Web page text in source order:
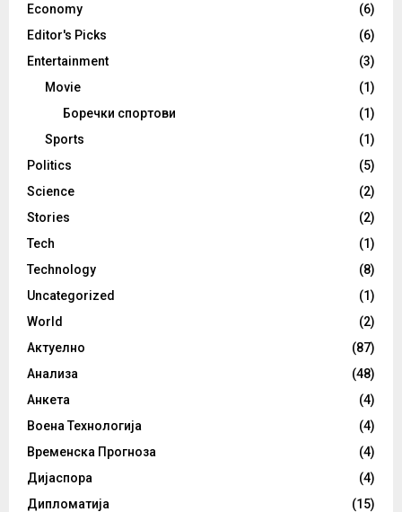
Economy
(6)
Editor's Picks
(6)
Entertainment
(3)
Movie
(1)
Боречки спортови
(1)
Sports
(1)
Politics
(5)
Science
(2)
Stories
(2)
Tech
(1)
Technology
(8)
Uncategorized
(1)
World
(2)
Актуелно
(87)
Анализа
(48)
Анкета
(4)
Воена Технологија
(4)
Временска Прогноза
(4)
Дијаспора
(4)
Дипломатија
(15)